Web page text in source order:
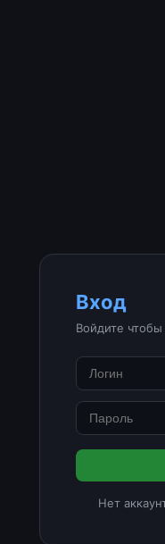
Вход
Войдите
Нет